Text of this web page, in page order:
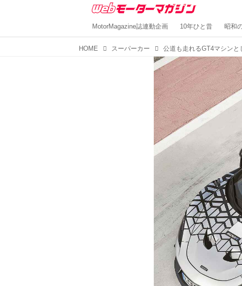
MotorMagazine誌連動企画 10年ひと昔 昭和
HOME スーパーカー